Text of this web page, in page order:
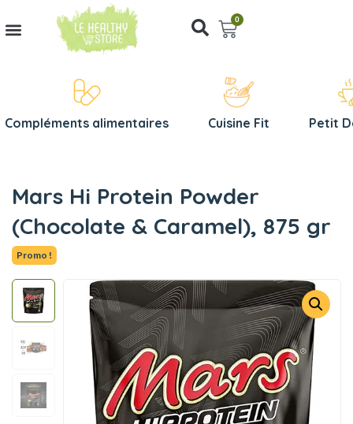
0
Compléments alimentaires Cuisine Fit Petit
Mars Hi Protein Powder
(Chocolate & Caramel), 875 gr
Promo !